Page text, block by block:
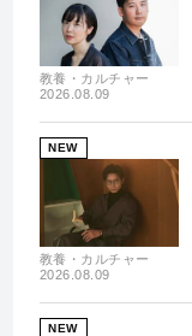
教養・カルチャー
2026.08.09
NEW
教養・カルチャー
2026.08.09
NEW